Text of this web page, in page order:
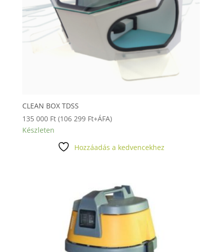
CLEAN BOX TDSS
135 000 Ft (106 299 Ft+ÁFA)
Készleten
Hozzáadás a kedvencekhez